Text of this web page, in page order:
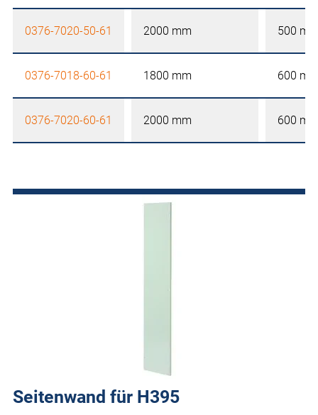
0376-7020-50-61 2000 mm 500
0376-7018-60-61 1800 mm 600
0376-7020-60-61 2000 mm 600
Seitenwand für H395